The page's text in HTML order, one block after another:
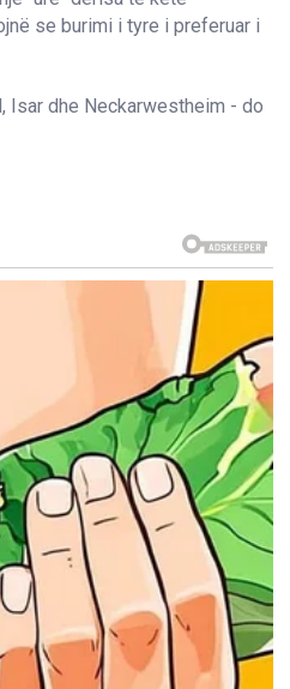
se burimi i tyre i preferuar i
Isar dhe Neckarwestheim - do